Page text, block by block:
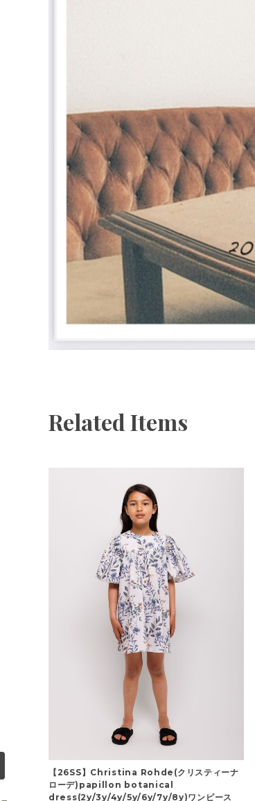
Related Items
【26SS】Christina Rohde(クリスティーナ
ローデ)papillon botanical
dress(2y/3y/4y/5y/6y/7y/8y)ワンピース